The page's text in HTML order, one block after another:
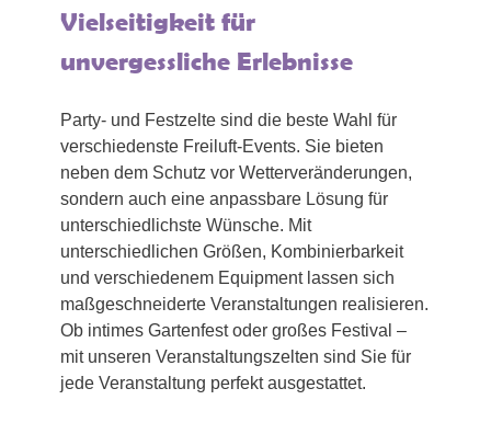
Vielseitigkeit für
unvergessliche Erlebnisse
Party- und Festzelte sind die beste Wahl für
verschiedenste Freiluft-Events. Sie bieten
neben dem Schutz vor Wetterveränderungen,
sondern auch eine anpassbare Lösung für
unterschiedlichste Wünsche. Mit
unterschiedlichen Größen, Kombinierbarkeit
und verschiedenem Equipment lassen sich
maßgeschneiderte Veranstaltungen realisieren.
Ob intimes Gartenfest oder großes Festival –
mit unseren Veranstaltungszelten sind Sie für
jede Veranstaltung perfekt ausgestattet.